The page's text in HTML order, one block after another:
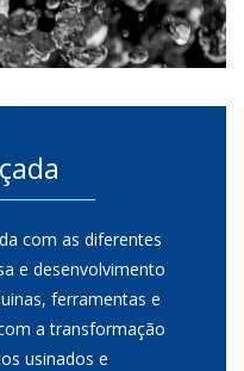
com as diferentes
e desenvolvimento
ferramentas e
a transformação
usinados e